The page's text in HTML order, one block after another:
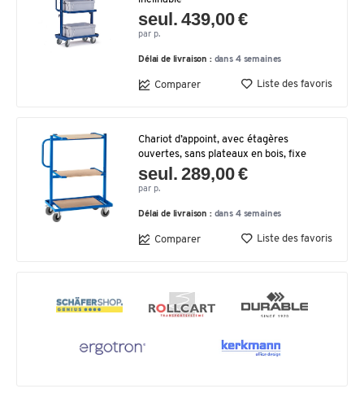
seul. 439,00 €
par p.
Délai de livraison : dans 4 semaines
Comparer Liste des favoris
Chariot d’appoint, avec étagères
ouvertes, sans plateaux en bois, fixe
seul. 289,00 €
par p.
Délai de livraison : dans 4 semaines
Comparer Liste des favoris